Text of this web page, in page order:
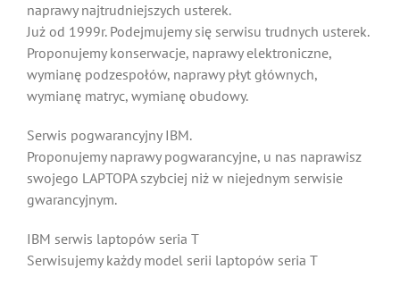
naprawy najtrudniejszych usterek.
Już od 1999r. Podejmujemy się serwisu trudnych usterek.
Proponujemy konserwacje, naprawy elektroniczne,
wymianę podzespołów, naprawy płyt głównych,
wymianę matryc, wymianę obudowy.
Serwis pogwarancyjny IBM.
Proponujemy naprawy pogwarancyjne, u nas naprawisz
swojego LAPTOPA szybciej niż w niejednym serwisie
gwarancyjnym.
IBM serwis laptopów seria T
Serwisujemy każdy model serii laptopów seria T